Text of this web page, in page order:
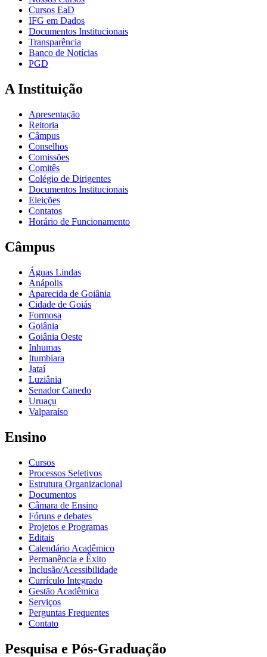
Cursos EaD
IFG em Dados
Documentos Institucionais
Transparência
Banco de Notícias
PGD
A Instituição
Apresentação
Reitoria
Câmpus
Conselhos
Comissões
Comitês
Colégio de Dirigentes
Documentos Institucionais
Eleições
Contatos
Horário de Funcionamento
Câmpus
Águas Lindas
Anápolis
Aparecida de Goiânia
Cidade de Goiás
Formosa
Goiânia
Goiânia Oeste
Inhumas
Itumbiara
Jataí
Luziânia
Senador Canedo
Uruaçu
Valparaíso
Ensino
Cursos
Processos Seletivos
Estrutura Organizacional
Documentos
Câmara de Ensino
Fóruns e debates
Projetos e Programas
Editais
Calendário Acadêmico
Permanência e Êxito
Inclusão/Acessibilidade
Currículo Integrado
Gestão Acadêmica
Serviços
Perguntas Frequentes
Contato
Pesquisa e Pós-Graduação